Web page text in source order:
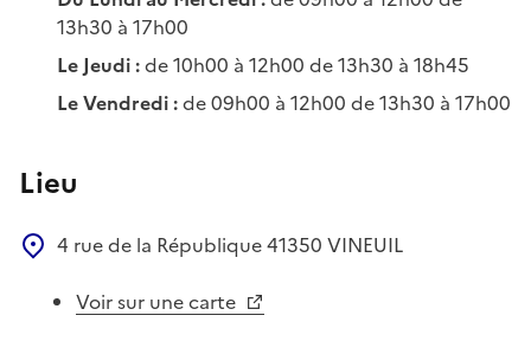
13h30 à 17h00
Le Jeudi :de 10h00 à 12h00 de 13h30 à 18h45
Le Vendredi :de 09h00 à 12h00 de 13h30 à 17h00
Lieu
4 rue de la République41350 VINEUIL
Voir sur une carte